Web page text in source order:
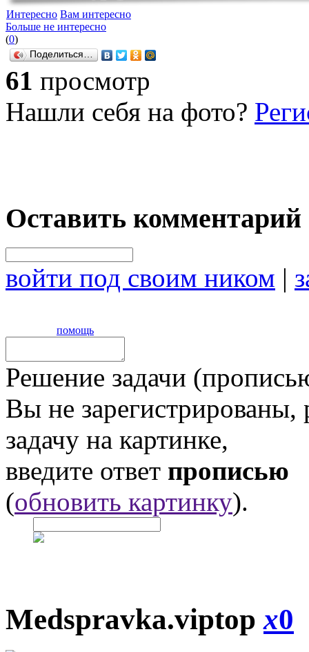
Интересно Вам интересно
Больше не интересно
(0)
Поделиться…
61 просмотр
Нашли себя на фото?
Оставить комментарий
войти под своим ником |
помощь
Решение задачи
Вы не
задачу на картинке,
введите ответ прописью
(обновить картинку).
Medspravka.viptopx0